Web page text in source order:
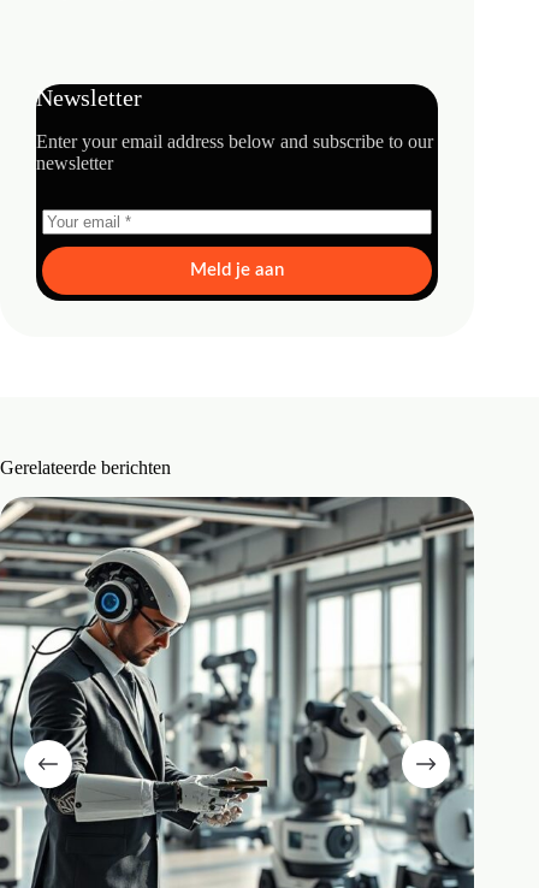
Newsletter
Enter your email address below and subscribe to our
newsletter
Meld je aan
Gerelateerde berichten